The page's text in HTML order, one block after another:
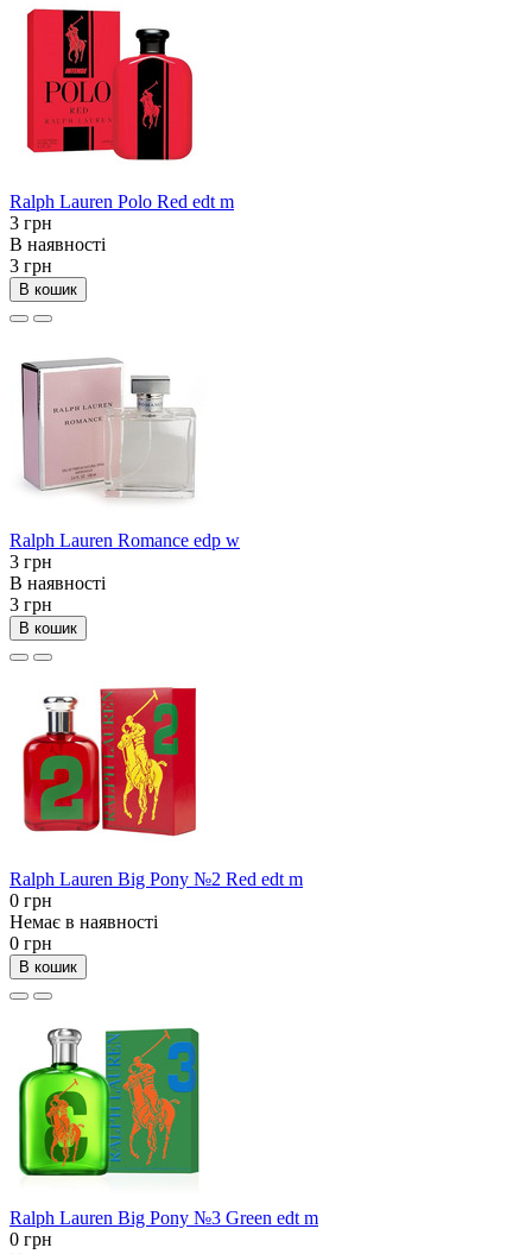
Ralph Lauren Polo Red edt m
3 грн
В наявності
3 грн
В кошик
Ralph Lauren Romance edp w
3 грн
В наявності
3 грн
В кошик
Ralph Lauren Big Pony №2 Red edt m
0 грн
Немає в наявності
0 грн
В кошик
Ralph Lauren Big Pony №3 Green edt m
0 грн